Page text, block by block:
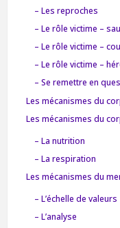
– Les reproches
– Le rôle victime –
– Le rôle victime –
– Le rôle victime –
– Se remettre en
Les mécanismes du
Les mécanismes du
– La nutrition
– La respiration
Les mécanismes du
– L’échelle de valeurs
– L’analyse